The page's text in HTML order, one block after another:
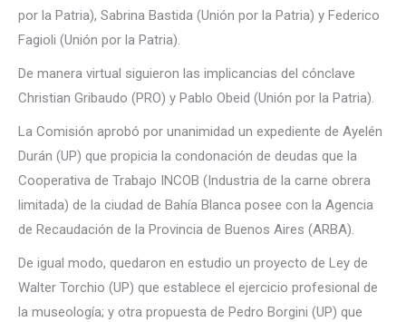
por la Patria), Sabrina Bastida (Unión por la Patria) y Federico
Fagioli (Unión por la Patria).
De manera virtual siguieron las implicancias del cónclave
Christian Gribaudo (PRO) y Pablo Obeid (Unión por la Patria).
La Comisión aprobó por unanimidad un expediente de Ayelén
Durán (UP) que propicia la condonación de deudas que la
Cooperativa de Trabajo INCOB (Industria de la carne obrera
limitada) de la ciudad de Bahía Blanca posee con la Agencia
de Recaudación de la Provincia de Buenos Aires (ARBA).
De igual modo, quedaron en estudio un proyecto de Ley de
Walter Torchio (UP) que establece el ejercicio profesional de
la museología; y otra propuesta de Pedro Borgini (UP) que